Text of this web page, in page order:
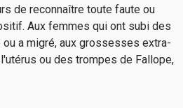
de reconnaître toute faute ou
Aux femmes qui ont subi des
a migré, aux grossesses extra-
ou des trompes de Fallope,